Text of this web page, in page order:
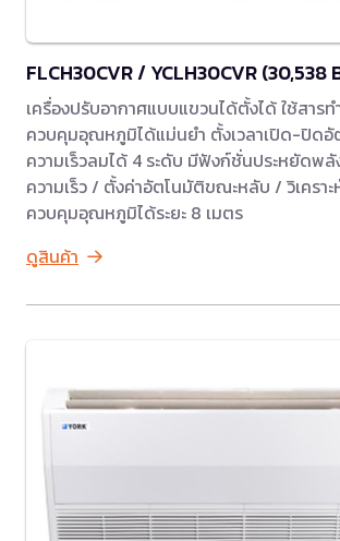
FLCH30CVR / YCLH30CVR (30,538
เครื่องปรับอากาศแบบแขวนได้ตั้งได้ ใช้สารท
ควบคุมอุณหภูมิได้แม่นยำ ตั้งเวลาเปิด-ปิดอั
ความเร็วลมได้ 4 ระดับ มีฟังก์ชั่นประหยัดพลั
ความเร็ว / ตั้งค่าอัตโนมัติขณะหลับ / วิเคราะ
ควบคุมอุณหภูมิได้ระยะ 8 เมตร
ดูสินค้า